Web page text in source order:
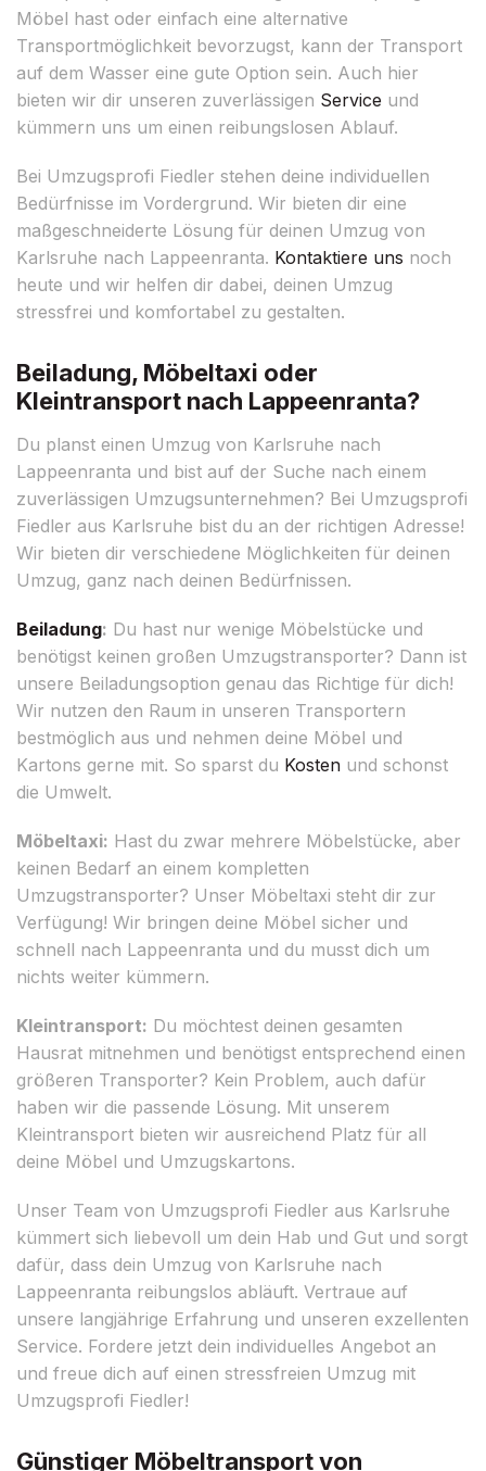
Möbel hast oder einfach eine alternative
Transportmöglichkeit bevorzugst, kann der Transport
auf dem Wasser eine gute Option sein. Auch hier
bieten wir dir unseren zuverlässigen Service und
kümmern uns um einen reibungslosen Ablauf.
Bei Umzugsprofi Fiedler stehen deine individuellen
Bedürfnisse im Vordergrund. Wir bieten dir eine
maßgeschneiderte Lösung für deinen Umzug von
Karlsruhe nach Lappeenranta. Kontaktiere uns noch
heute und wir helfen dir dabei, deinen Umzug
stressfrei und komfortabel zu gestalten.
Beiladung, Möbeltaxi oder
Kleintransport nach Lappeenranta?
Du planst einen Umzug von Karlsruhe nach
Lappeenranta und bist auf der Suche nach einem
zuverlässigen Umzugsunternehmen? Bei Umzugsprofi
Fiedler aus Karlsruhe bist du an der richtigen Adresse!
Wir bieten dir verschiedene Möglichkeiten für deinen
Umzug, ganz nach deinen Bedürfnissen.
Beiladung: Du hast nur wenige Möbelstücke und
benötigst keinen großen Umzugstransporter? Dann ist
unsere Beiladungsoption genau das Richtige für dich!
Wir nutzen den Raum in unseren Transportern
bestmöglich aus und nehmen deine Möbel und
Kartons gerne mit. So sparst du Kosten und schonst
die Umwelt.
Möbeltaxi: Hast du zwar mehrere Möbelstücke, aber
keinen Bedarf an einem kompletten
Umzugstransporter? Unser Möbeltaxi steht dir zur
Verfügung! Wir bringen deine Möbel sicher und
schnell nach Lappeenranta und du musst dich um
nichts weiter kümmern.
Kleintransport: Du möchtest deinen gesamten
Hausrat mitnehmen und benötigst entsprechend einen
größeren Transporter? Kein Problem, auch dafür
haben wir die passende Lösung. Mit unserem
Kleintransport bieten wir ausreichend Platz für all
deine Möbel und Umzugskartons.
Unser Team von Umzugsprofi Fiedler aus Karlsruhe
kümmert sich liebevoll um dein Hab und Gut und sorgt
dafür, dass dein Umzug von Karlsruhe nach
Lappeenranta reibungslos abläuft. Vertraue auf
unsere langjährige Erfahrung und unseren exzellenten
Service. Fordere jetzt dein individuelles Angebot an
und freue dich auf einen stressfreien Umzug mit
Umzugsprofi Fiedler!
Günstiger Möbeltransport von